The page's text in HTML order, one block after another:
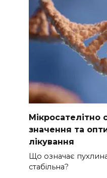
Мікросателітно
значення та
лікування
Що означає
стабільна?